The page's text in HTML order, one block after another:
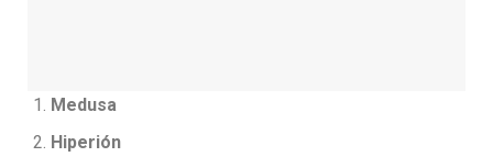
Medusa
Hiperión